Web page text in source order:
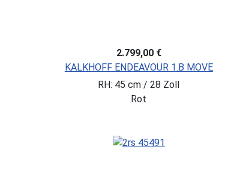
2.799,00 €
KALKHOFF ENDEAVOUR 1.B MOVE
RH: 45 cm / 28 Zoll
Rot